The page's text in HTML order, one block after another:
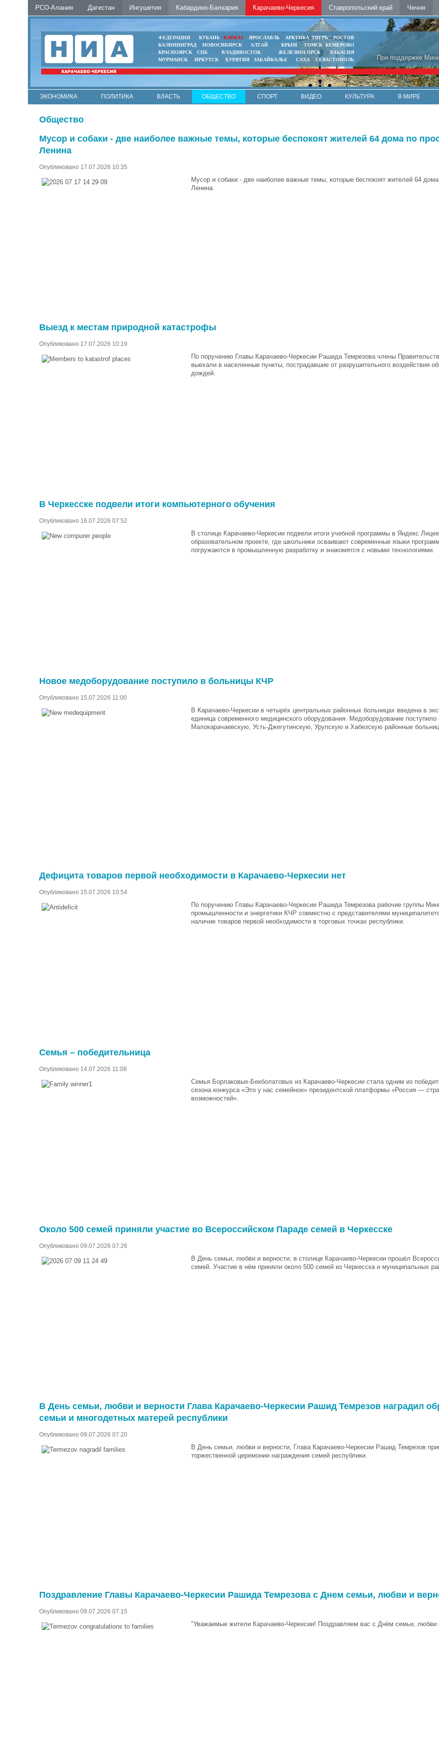
РСО-Алания Дагестан Ингушетия Кабардино-Балкария Карачаево-Черкесия Ставропольский край Чечня
При поддержке
ФЕДЕРАЦИЯ КУБАНЬ КАВКАЗ ЯРОСЛАВЛЬ АРКТИКА ТВЕРЬ
РОСТОВ
КАЛИНИНГРАД
НОВОСИБИРСК АЛТАЙ КРЫМ ТОМСК КЕМЕРОВО
КРАСНОЯРСК
СПБ ВЛАДИВОСТОК ЖЕЛЕЗНОГОРСК
ХАКАСИЯ
МУРМАНСК
ИРКУТСК БУРЯТИЯ ЗАБАЙКАЛЬЕ САХА СЕВАСТОПОЛЬ
ЭКОНОМИКА ПОЛИТИКА ВЛАСТЬ ОБЩЕСТВО СПОРТ ВИДЕО КУЛЬТУРА В МИРЕ
Общество
Мусор и собаки - две наиболее важные темы, которые беспокоят жителей 64 дома по
Ленина
Опубликовано 17.07.2026 10:35
Мусор и собаки - две наиболее важные темы, которые беспокоят жителей 64 дома
Ленина.
Выезд к местам природной катастрофы
Опубликовано 17.07.2026 10:19
По поручению Главы Карачаево-Черкесии Рашида Темрезова члены
выехали в населенные пункты, пострадавшие от разрушительного воздействия
дождей.
В Черкесске подвели итоги компьютерного обучения
Опубликовано 16.07.2026 07:52
В столице Карачаево-Черкесии подвели итоги учебной программы в Яндекс
образовательном проекте, где школьники осваивают современные языки
погружаются в промышленную разработку и знакомятся с новыми технологиями.
Новое медоборудование поступило в больницы КЧР
Опубликовано 15.07.2026 11:00
В Карачаево-Черкесии в четырёх центральных районных больницах введена в
единица современного медицинского оборудования. Медоборудование поступило
Малокарачаевскую, Усть-Джегутинскую, Урупскую и Хабезскую районные
Дефицита товаров первой необходимости в Карачаево-Черкесии нет
Опубликовано 15.07.2026 10:54
По поручению Главы Карачаево-Черкесии Рашида Темрезова рабочие группы
промышленности и энергетики КЧР совместно с представителями
наличие товаров первой необходимости в торговых точках республики.
Семья – победительница
Опубликовано 14.07.2026 11:08
Семья Борлаковых-Бекболатовых из Карачаево-Черкесии стала одним из
сезона конкурса «Это у нас семейное» президентской платформы «Россия —
возможностей».
Около 500 семей приняли участие во Всероссийском Параде семей в Черкесске
Опубликовано 09.07.2026 07:26
В День семьи, любви и верности, в столице Карачаево-Черкесии прошёл
семей. Участие в нём приняли около 500 семей из Черкесска и муниципальных
В День семьи, любви и верности Глава Карачаево-Черкесии Рашид Темрезов наградил
семьи и многодетных матерей республики
Опубликовано 09.07.2026 07:20
В День семьи, любви и верности, Глава Карачаево-Черкесии Рашид Темрезов
торжественной церемонии награждения семей республики.
Поздравление Главы Карачаево-Черкесии Рашида Темрезова с Днем семьи, любви и
Опубликовано 09.07.2026 07:15
"Уважаемые жители Карачаево-Черкесии! Поздравляем вас с Днём семьи, любви